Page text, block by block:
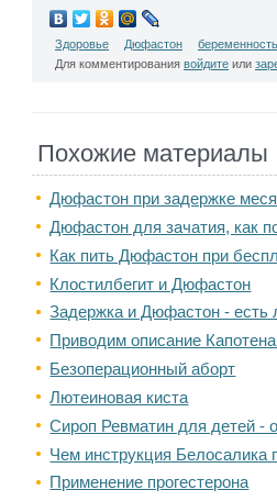
Здоровье Дюфастон
беременность
Для комментирования войдите или
Похожие материалы
Дюфастон при задержке
Дюфастон для зачатия, как
Как пить Дюфастон при
Клостилбегит и Дюфастон
Задержка и Дюфастон - есть
Приводим описание
Безоперационный аборт
Лютеиновая киста
Сироп Ревматин для детей -
Чем инструкция Белосалика
Применение прогестерона